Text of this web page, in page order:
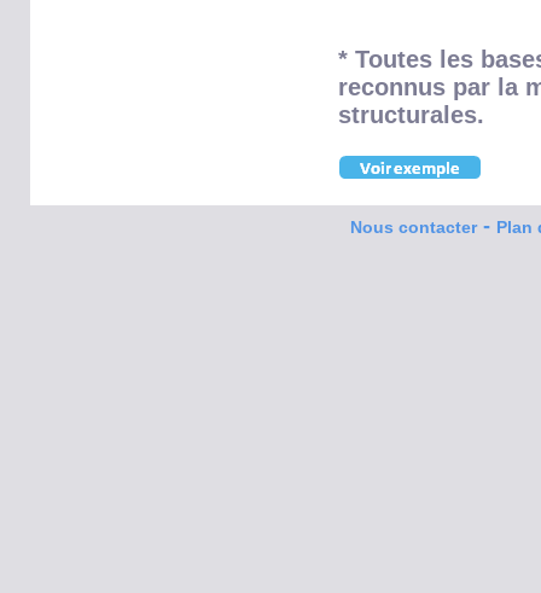
* Toutes les
reconnus par la
structurales.
Nous contacter- Plan